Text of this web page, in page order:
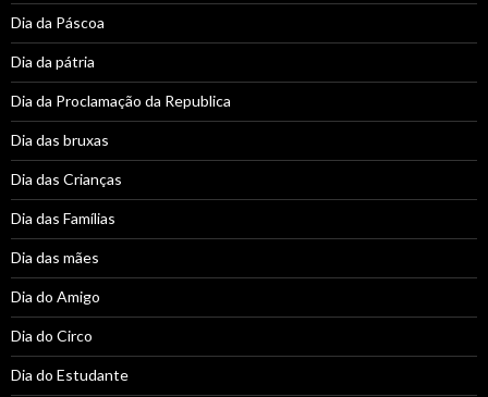
Dia da Páscoa
Dia da pátria
Dia da Proclamação da Republica
Dia das bruxas
Dia das Crianças
Dia das Famílias
Dia das mães
Dia do Amigo
Dia do Circo
Dia do Estudante